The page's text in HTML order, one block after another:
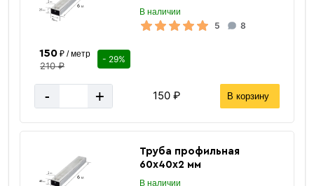
В наличии
5 8
150₽ / метр
210 ₽
- 29%
- + 150 ₽ В корзину
Труба профильная
60х40х2 мм
В наличии